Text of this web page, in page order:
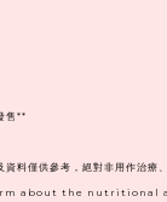
售**
料僅供參考，絕對非用作治療
about the nutritional